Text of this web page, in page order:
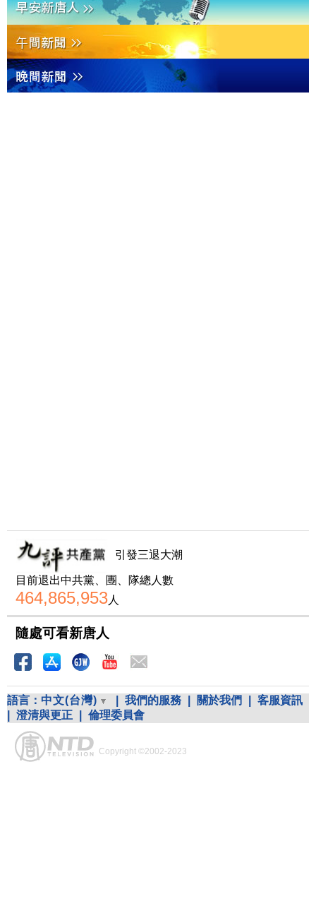
引發三退大潮
目前退出中共黨、團、隊總人數
464,865,953人
隨處可看新唐人
語言： 中文(台灣) 我們的服務 關於我們
客服資訊
澄清與更正 倫理委員會
Copyright ©2002-2023